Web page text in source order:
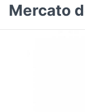
Mercato